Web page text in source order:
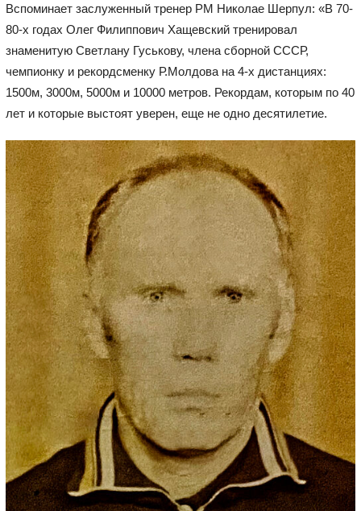
Вспоминает заслуженный тренер РМ Николае Шерпул: «В 70-
80-х годах Олег Филиппович Хащевский тренировал
знаменитую Светлану Гуськову, члена сборной СССР,
чемпионку и рекордсменку Р.Молдова на 4-х дистанциях:
1500м, 3000м, 5000м и 10000 метров. Рекордам, которым по 40
лет и которые выстоят уверен, еще не одно десятилетие.